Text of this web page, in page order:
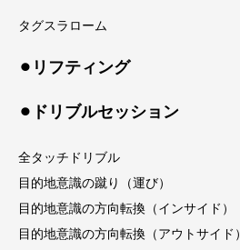
タグスラローム
⚫︎リフティング
⚫︎ドリブルセッション
全タッチドリブル
目的地意識の蹴り（運び）
目的地意識の方向転換（インサイド）
目的地意識の方向転換（アウトサイド）